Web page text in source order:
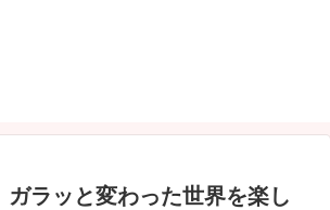
ガラッと変わった世界を楽し